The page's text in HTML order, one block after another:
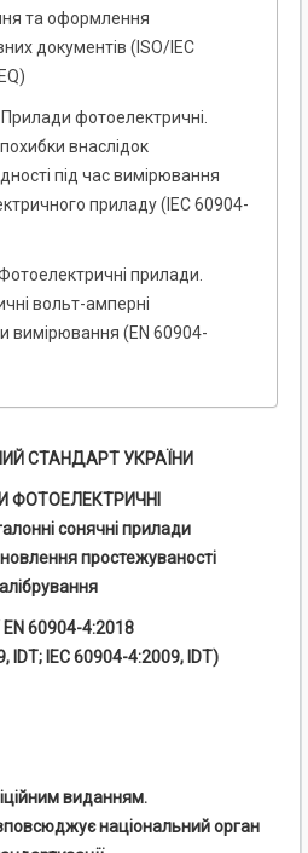
та оформлення
документів (ISO/IEC
фотоелектричні.
внаслідок
під час вимірювання
приладу (IEC 60904-
прилади.
вольт-амперні
вимірювання (EN 60904-
СТАНДАРТ УКРАЇНИ
ФОТОЕЛЕКТРИЧНІ
сонячні прилади
простежуваності
60904-4:2018
IDT; ІЕС 60904-4:2009, IDT)
виданням.
національний орган